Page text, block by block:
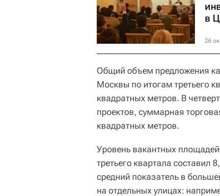
в
26
Общий объем предложения
Москвы по итогам третьего
квадратных метров. В
проектов, суммарная
квадратных метров.
Уровень вакантных
третьего квартала составил
средний показатель в
на отдельных улицах: